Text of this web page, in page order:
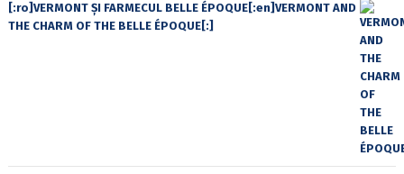
[:ro]VERMONT ȘI FARMECUL BELLE ÉPOQUE[:en]VERMONT AND
THE CHARM OF THE BELLE ÉPOQUE[:]